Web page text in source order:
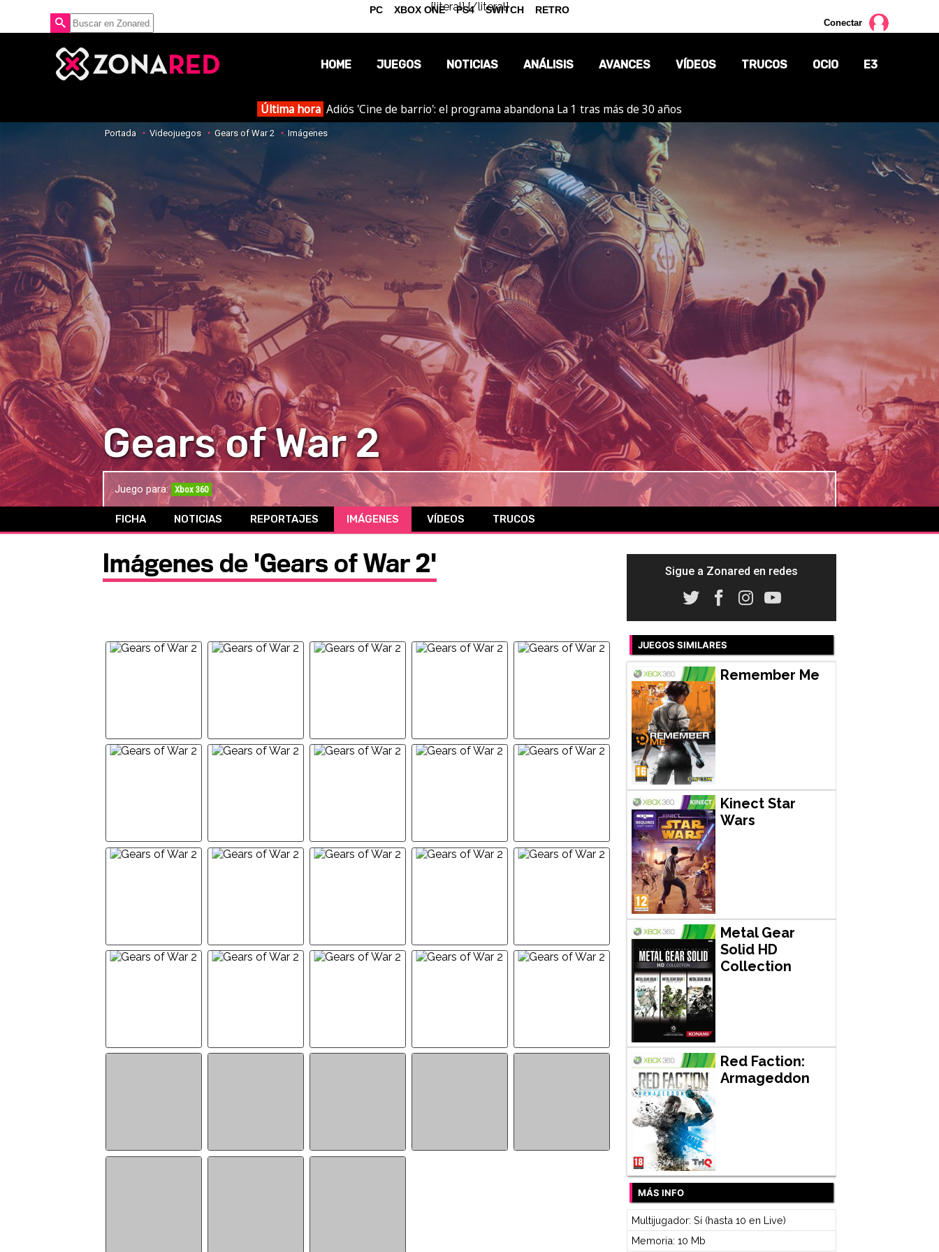
{literal}{/literal}
Conectar
HOME JUEGOS NOTICIAS
OPINIÓN
REPORTAJES
ANÁLISIS AVANCES VÍDEOS TRUCOS OCIO
TV
MANGA
E3
Última hora Adiós 'Cine de barrio': el programa abandona La 1 tras más de 30 años
Portada Videojuegos Gears of War 2 Imágenes
Gears of War 2
Juego para: Xbox 360
FICHA NOTICIAS REPORTAJES IMÁGENES VÍDEOS TRUCOS
Imágenes de 'Gears of War 2' Sigue a Zonared en redes
JUEGOS SIMILARES
Remember Me
Kinect Star
Wars
Metal Gear
Solid HD
Collection
Red Faction:
Armageddon
MÁS INFO
Multijugador: Sí (hasta 10 en Live)
Memoria: 10 Mb
PC XBOX ONE PS4 SWITCH RETRO